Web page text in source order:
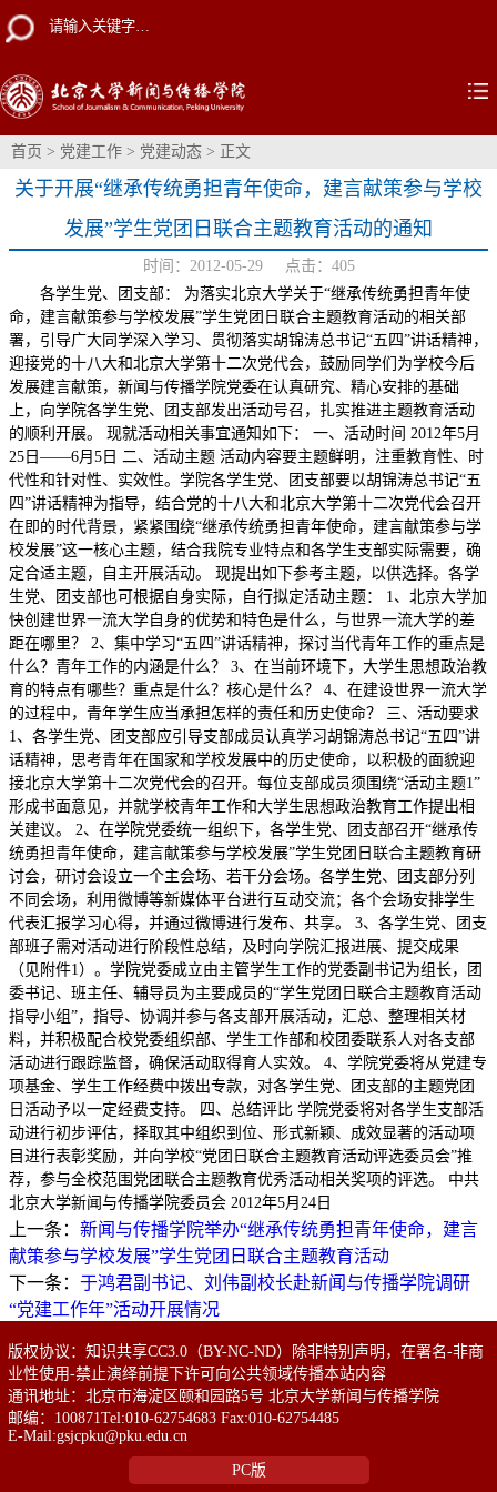
首页 > 党建工作 > 党建动态 > 正文
关于开展“继承传统勇担青年使命，建言献策参与学校
发展”学生党团日联合主题教育活动的通知
时间：2012-05-29 点击： 405
各学生党、团支部： 为落实北京大学关于“继承传统勇担青年使
命，建言献策参与学校发展”学生党团日联合主题教育活动的相关部
署，引导广大同学深入学习、贯彻落实胡锦涛总书记“五四”讲话精神，
迎接党的十八大和北京大学第十二次党代会，鼓励同学们为学校今后
发展建言献策，新闻与传播学院党委在认真研究、精心安排的基础
上，向学院各学生党、团支部发出活动号召，扎实推进主题教育活动
的顺利开展。 现就活动相关事宜通知如下： 一、活动时间 2012年5月
25日——6月5日 二、活动主题 活动内容要主题鲜明，注重教育性、时
代性和针对性、实效性。学院各学生党、团支部要以胡锦涛总书记“五
四”讲话精神为指导，结合党的十八大和北京大学第十二次党代会召开
在即的时代背景，紧紧围绕“继承传统勇担青年使命，建言献策参与学
校发展”这一核心主题，结合我院专业特点和各学生支部实际需要，确
定合适主题，自主开展活动。 现提出如下参考主题，以供选择。各学
生党、团支部也可根据自身实际，自行拟定活动主题： 1、北京大学加
快创建世界一流大学自身的优势和特色是什么，与世界一流大学的差
距在哪里？ 2、集中学习“五四”讲话精神，探讨当代青年工作的重点是
什么？青年工作的内涵是什么？ 3、在当前环境下，大学生思想政治教
育的特点有哪些？重点是什么？核心是什么？ 4、在建设世界一流大学
的过程中，青年学生应当承担怎样的责任和历史使命？ 三、活动要求
1、各学生党、团支部应引导支部成员认真学习胡锦涛总书记“五四”讲
话精神，思考青年在国家和学校发展中的历史使命，以积极的面貌迎
接北京大学第十二次党代会的召开。每位支部成员须围绕“活动主题1”
形成书面意见，并就学校青年工作和大学生思想政治教育工作提出相
关建议。 2、在学院党委统一组织下，各学生党、团支部召开“继承传
统勇担青年使命，建言献策参与学校发展”学生党团日联合主题教育研
讨会，研讨会设立一个主会场、若干分会场。各学生党、团支部分列
不同会场，利用微博等新媒体平台进行互动交流；各个会场安排学生
代表汇报学习心得，并通过微博进行发布、共享。 3、各学生党、团支
部班子需对活动进行阶段性总结，及时向学院汇报进展、提交成果
（见附件1）。学院党委成立由主管学生工作的党委副书记为组长，团
委书记、班主任、辅导员为主要成员的“学生党团日联合主题教育活动
指导小组”，指导、协调并参与各支部开展活动，汇总、整理相关材
料，并积极配合校党委组织部、学生工作部和校团委联系人对各支部
活动进行跟踪监督，确保活动取得育人实效。 4、学院党委将从党建专
项基金、学生工作经费中拨出专款，对各学生党、团支部的主题党团
日活动予以一定经费支持。 四、总结评比 学院党委将对各学生支部活
动进行初步评估，择取其中组织到位、形式新颖、成效显著的活动项
目进行表彰奖励，并向学校“党团日联合主题教育活动评选委员会”推
荐，参与全校范围党团联合主题教育优秀活动相关奖项的评选。 中共
北京大学新闻与传播学院委员会 2012年5月24日
上一条： 新闻与传播学院举办“继承传统勇担青年使命，建言
献策参与学校发展”学生党团日联合主题教育活动
下一条： 于鸿君副书记、刘伟副校长赴新闻与传播学院调研
“党建工作年”活动开展情况
版权协议：知识共享CC3.0（BY-NC-ND）除非特别声明，在署名-非商
业性使用-禁止演绎前提下许可向公共领域传播本站内容
通讯地址：北京市海淀区颐和园路5号 北京大学新闻与传播学院
邮编：100871Tel:010-62754683 Fax:010-62754485
E-Mail:gsjcpku@pku.edu.cn
PC版